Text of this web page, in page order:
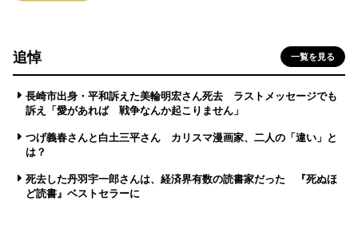
追悼 一覧を見る
長崎市出身・平和訴えた美輪明宏さん死去 ラストメッセージでも
訴え「愛があれば 戦争なんか起こりません」
つげ義春さんと白土三平さん カリスマ漫画家、二人の「違い」と
は？
死去した丹羽宇一郎さんは、経済界有数の読書家だった 『死ぬほ
ど読書』ベストセラーに